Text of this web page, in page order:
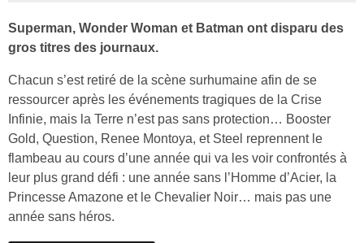
Superman, Wonder Woman et Batman ont disparu des
gros titres des journaux.
Chacun s’est retiré de la scène surhumaine afin de se
ressourcer après les événements tragiques de la Crise
Infinie, mais la Terre n’est pas sans protection… Booster
Gold, Question, Renee Montoya, et Steel reprennent le
flambeau au cours d’une année qui va les voir confrontés à
leur plus grand défi : une année sans l’Homme d’Acier, la
Princesse Amazone et le Chevalier Noir… mais pas une
année sans héros.